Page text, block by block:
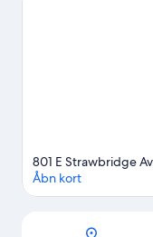
801 E Strawbridge
Åbn kort